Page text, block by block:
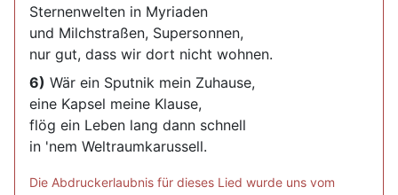
Sternenwelten in Myriaden
und Milchstraßen, Supersonnen,
nur gut, dass wir dort nicht wohnen.
6) Wär ein Sputnik mein Zuhause,
eine Kapsel meine Klause,
flög ein Leben lang dann schnell
in 'nem Weltraumkarussell.
Die Abdruckerlaubnis für dieses Lied wurde uns vom